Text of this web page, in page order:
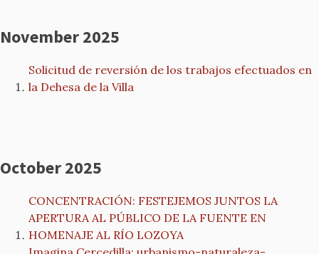
November 2025
Solicitud de reversión de los trabajos efectuados en
la Dehesa de la Villa
October 2025
CONCENTRACIÓN: FESTEJEMOS JUNTOS LA
APERTURA AL PÚBLICO DE LA FUENTE EN
HOMENAJE AL RÍO LOZOYA